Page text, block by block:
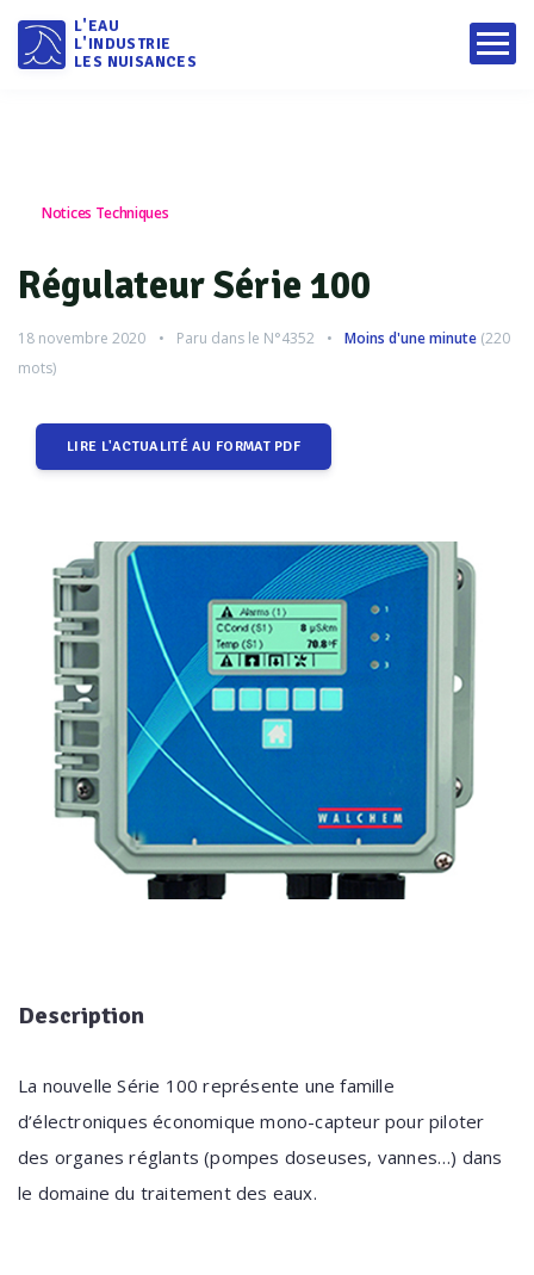
L'EAU
L'INDUSTRIE
LES NUISANCES
Notices Techniques
Régulateur Série 100
18 novembre 2020 Paru dans le N°4352 Moins d'une minute (220
mots)
LIRE L'ACTUALITÉ AU FORMAT PDF
Description
La nouvelle Série 100 représente une famille
d’électroniques économique mono-capteur pour piloter
des organes réglants (pompes doseuses, vannes…) dans
le domaine du traitement des eaux.